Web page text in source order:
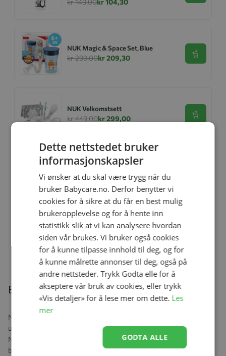
kr 149,00kr 104,30
NUK Magic & Space Set, Blue
kr 299,00kr 209,30 Se
NUK Velkomstsett
kr 449,00kr 299,00 Se
Flaskesmokk, NUK, Nature Teat
Silikon, 6-18mnd, L
kr 139,00
Drikkeflaske 300 ml, NUK, Limited
Edition - Temperatur Kontroll, Grå
kr 149,00 kr 104,30
Beskrivelse
NUK Pacifier Signature Silicon Limited Edition er ergonomisk
utformet for å passe småbarnets anatomi. Laget av mykt silikon.
NUK Air System lar luft strømme fritt gjennom sugedelen. Det
betyr at smokken beholder formen for å redusere belastningen på
Dette nettstedet bruker
informasjonskapsler
Vi ønsker at du skal være trygg når du
bruker Babycare.no. Derfor benytter vi
cookies for å sikre at du får en best mulig
brukeropplevelse og for å hente inn
statistikk slik at vi kan analysere hvordan
siden vår brukes. Vi bruker også cookies
for å kunne tilpasse innhold til deg, og for
å kunne målrette annonser til deg, også på
andre nettsteder. Trykk Godta elle for å
akseptere vår bruk av cookies, eller trykk
«Vis detaljer» for å lese mer om dette. Les
mer
GODTA ALLE